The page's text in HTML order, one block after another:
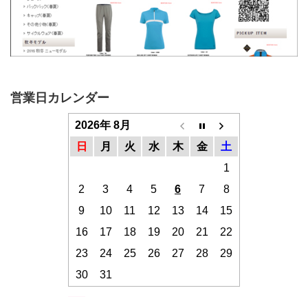
営業日カレンダー
2026年 8月
日
月 火 水 木 金
土
1
2
3 4 5 6 7
8
9
10 11 12 13 14
15
16
17 18 19 20 21
22
23
24 25 26 27 28
29
30
31